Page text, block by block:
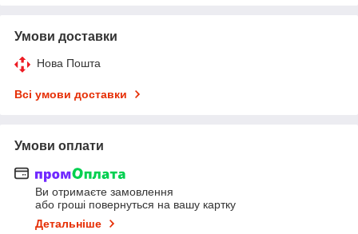
Умови доставки
Нова Пошта
Всі умови доставки
Умови оплати
Ви отримаєте замовлення
або гроші повернуться на вашу картку
Детальніше